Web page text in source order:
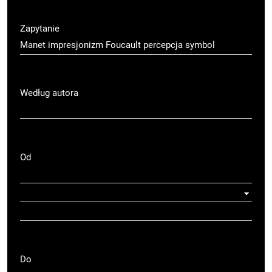
Zapytanie
Według autora
Od
Do